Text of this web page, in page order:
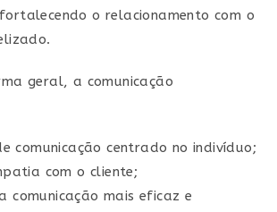
o relacionamento com o
geral, a comunicação
comunicação centrado no indivíduo;
com o cliente;
comunicação mais eficaz e